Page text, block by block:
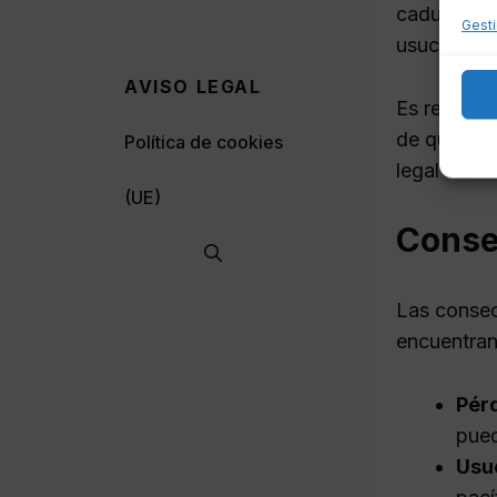
usucapión
Es
de que un
legal lo
Las
AVISO LEGAL
Política de cookies
(UE)